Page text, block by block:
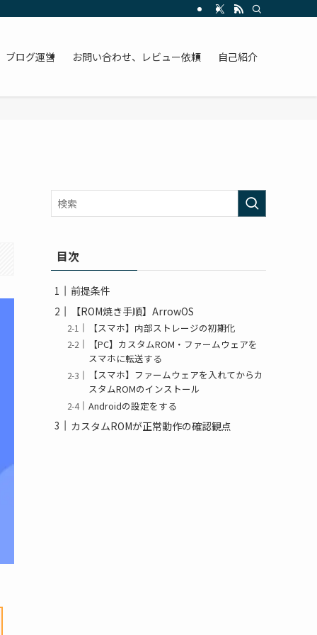
ブログ運営 お問い合わせ、レビュー依頼 自己紹介
目次
前提条件
【ROM焼き手順】ArrowOS
【スマホ】内部ストレージの初期化
【PC】カスタムROM・ファームウェアを
スマホに転送する
【スマホ】ファームウェアを入れてからカ
スタムROMのインストール
Androidの設定をする
カスタムROMが正常動作の確認観点